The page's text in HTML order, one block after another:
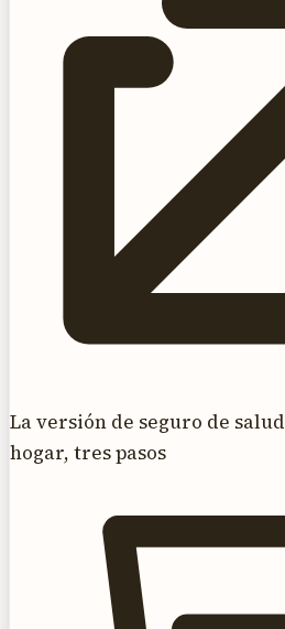
La versión de seguro de
hogar, tres pasos